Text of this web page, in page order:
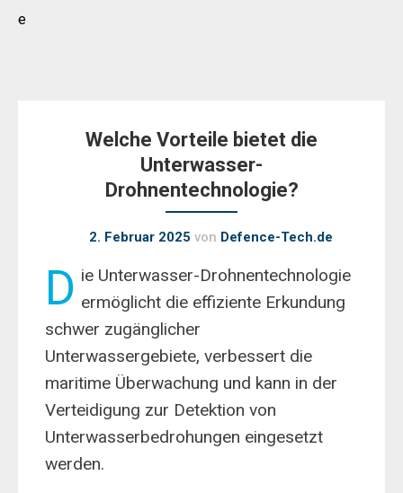
Welche Vorteile bietet die
Unterwasser-
Drohnentechnologie?
2. Februar 2025 von Defence-Tech.de
D ie Unterwasser-Drohnentechnologie
ermöglicht die effiziente Erkundung
schwer zugänglicher
Unterwassergebiete, verbessert die
maritime Überwachung und kann in der
Verteidigung zur Detektion von
Unterwasserbedrohungen eingesetzt
werden.